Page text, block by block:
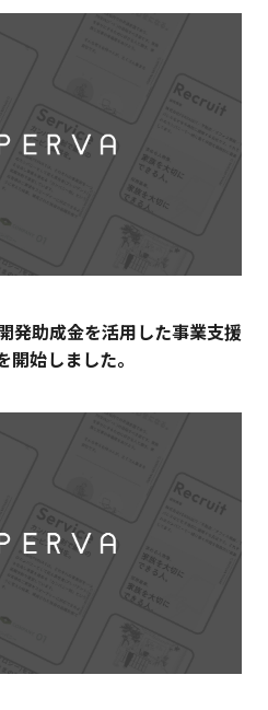
発助成金を活用した事業支援
始しました。